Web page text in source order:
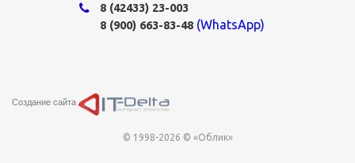
8 (42433) 23-003
8 (900) 663-83-48 (WhatsApp)
Создание сайта
© 1998-2026 © «Облик»